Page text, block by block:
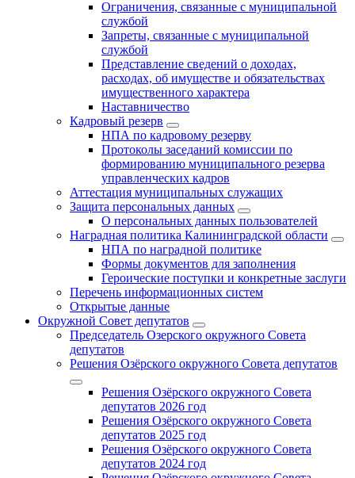
Ограничения, связанные с муниципальной
службой
Запреты, связанные с муниципальной
службой
Представление сведений о доходах,
расходах, об имуществе и обязательствах
имущественного характера
Наставничество
Кадровый резерв
НПА по кадровому резерву
Протоколы заседаний комиссии по
формированию муниципального резерва
управленческих кадров
Аттестация муниципальных служащих
Защита персональных данных
О персональных данных пользователей
Наградная политика Калининградской области
НПА по наградной политике
Формы документов для заполнения
Героические поступки и конкретные заслуги
Перечень информационных систем
Открытые данные
Окружной Совет депутатов
Председатель Озерского окружного Совета
депутатов
Решения Озёрского окружного Совета депутатов
Решения Озёрского окружного Совета
депутатов 2026 год
Решения Озёрского окружного Совета
депутатов 2025 год
Решения Озёрского окружного Совета
депутатов 2024 год